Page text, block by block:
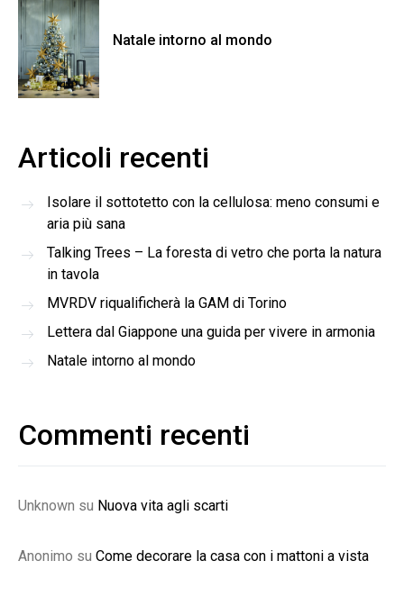
Natale intorno al mondo
Articoli recenti
Isolare il sottotetto con la cellulosa: meno consumi e
aria più sana
Talking Trees – La foresta di vetro che porta la natura
in tavola
MVRDV riqualificherà la GAM di Torino
Lettera dal Giappone una guida per vivere in armonia
Natale intorno al mondo
Commenti recenti
Unknown su Nuova vita agli scarti
Anonimo su Come decorare la casa con i mattoni a vista